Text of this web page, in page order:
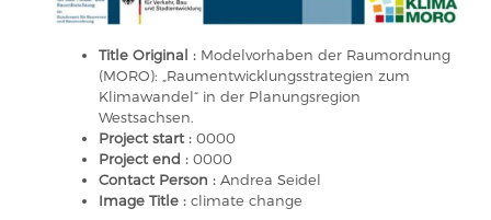
Title Original : Modelvorhaben der Raumordnung
(MORO): „Raumentwicklungsstrategien zum
Klimawandel“ in der Planungsregion
Westsachsen.
Project start : 0000
Project end : 0000
Contact Person : Andrea Seidel
Image Title : climate change